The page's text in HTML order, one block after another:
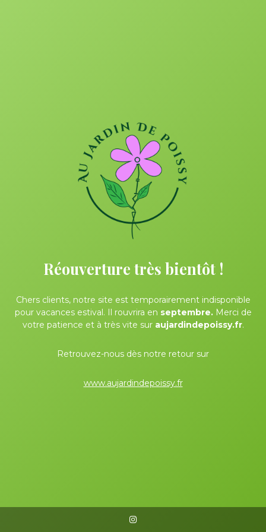
Réouverture très bientôt !
Chers clients, notre site est temporairement indisponible
pour vacances estival. Il rouvrira en septembre. Merci de
votre patience et à très vite sur aujardindepoissy.fr.
Retrouvez-nous dès notre retour sur
www.aujardindepoissy.fr